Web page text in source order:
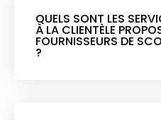
QUELS SONT LES
À LA CLIENTÈLE
FOURNISSEURS DE
?